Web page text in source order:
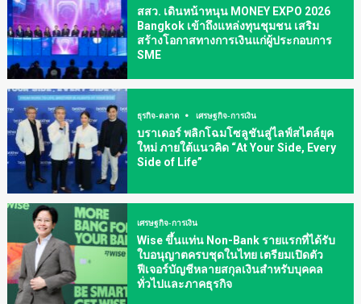
สสว. เดินหน้าหนุน MONEY EXPO 2026
Bangkok เข้าถึงแหล่งทุนชุมชน เสริม
สร้างโอกาสทางการเงินแก่ผู้ประกอบการ
SME
ธุรกิจ-ตลาด เศรษฐกิจ-การเงิน
บราเดอร์ พลิกโฉมโซลูชันสู่ไลฟ์สไตล์ยุค
ใหม่ ภายใต้แนวคิด “At Your Side, Every
Side of Life”
เศรษฐกิจ-การเงิน
Wise ขึ้นแท่น Non-Bank รายแรกที่ได้รับ
ใบอนุญาตครบชุดในไทย เตรียมเปิดตัว
ฟีเจอร์บัญชีหลายสกุลเงินสำหรับบุคคล
ทั่วไปและภาคธุรกิจ